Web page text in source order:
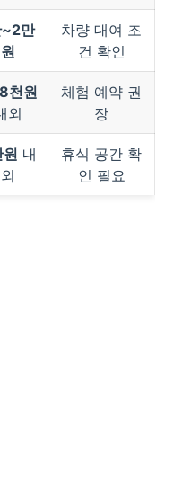
~2만
원
차량 대여 조
건 확인
천원
외
체험 예약 권
장
내
외
휴식 공간 확
인 필요